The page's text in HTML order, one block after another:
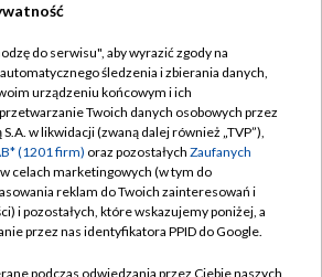
TVP
TVP
Cyfrowa
Regulamin TVP
Polityka prywatności
Moje zgody
Pomoc
do serwisu", aby wyrazić zgody na
śledzenia i zbierania danych,
urządzeniu końcowym i ich
Twoich danych osobowych przez
w likwidacji (zwaną dalej również „TVP”),
(1201 firm) oraz pozostałych Zaufanych
celach marketingowych (w tym do
reklam do Twoich zainteresowań i
i pozostałych, które wskazujemy poniżej, a
przez nas identyfikatora PPID do Google.
podczas odwiedzania przez Ciebie naszych